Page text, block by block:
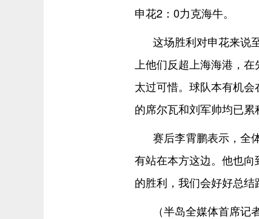
申花2：0力克海牛。
这场胜利对申花来说
上他们反超上海海港，
太过可惜。球队本有机
的席尔瓦和刘军帅均已累
赛后李霄鹏表示，全
有站在本方这边。他也
的胜利，我们会好好总结
（半岛全媒体首席记